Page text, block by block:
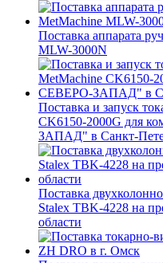
Поставка аппарата
MLW-3000N
Поставка и запуск
CK6150-2000G для
ЗАПАД" в Санкт-
Поставка
Stalex TBK-4228 на
области